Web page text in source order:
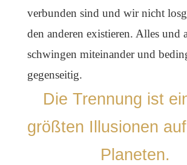
verbunden sind und wir nicht
den anderen existieren. Alles und
schwingen miteinander und
gegenseitig.
Die Trennung ist
größten Illusionen
Planeten.